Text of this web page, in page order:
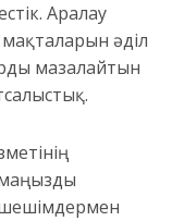
тік. Аралау
әділ
мазалайтын
тық.